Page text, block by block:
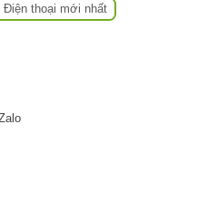
Điện thoại mới nhất